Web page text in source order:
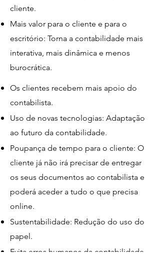
cliente.
Mais valor para o cliente e para o
escritório: Torna a contabilidade mais
interativa, mais dinâmica e menos
burocrática.
Os clientes recebem mais apoio do
contabilista.
Uso de novas tecnologias: Adaptação
ao futuro da contabilidade.
Poupança de tempo para o cliente: O
cliente já não irá precisar de entregar
os seus documentos ao contabilista e
poderá aceder a tudo o que precisa
online.
Sustentabilidade: Redução do uso do
papel.
Evita erros humanos da contabilidade